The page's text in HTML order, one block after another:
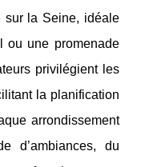
sur la Seine, idéale
ou une promenade
privilégient les
la planification
arrondissement
d’ambiances, du